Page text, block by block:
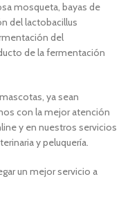
mosqueta, bayas de
del lactobacillus
del
de la fermentación
ya sean
con la mejor atención
y en nuestros servicios
y peluquería.
un mejor servicio a